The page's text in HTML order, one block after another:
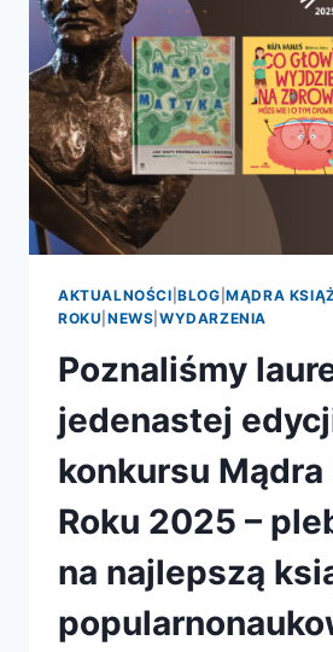
AKTUALNOŚCI |BLOG |MĄDRA
ROKU NEWS WYDARZENIA
Poznaliśmy
jedenastej
konkursu Mądra
Roku 2025 –
na najlepszą